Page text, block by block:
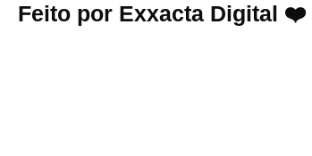
Feito por Exxacta Digital ❤️